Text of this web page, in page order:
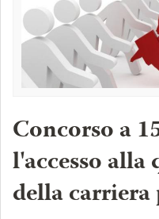
Concorso a
l'accesso
della